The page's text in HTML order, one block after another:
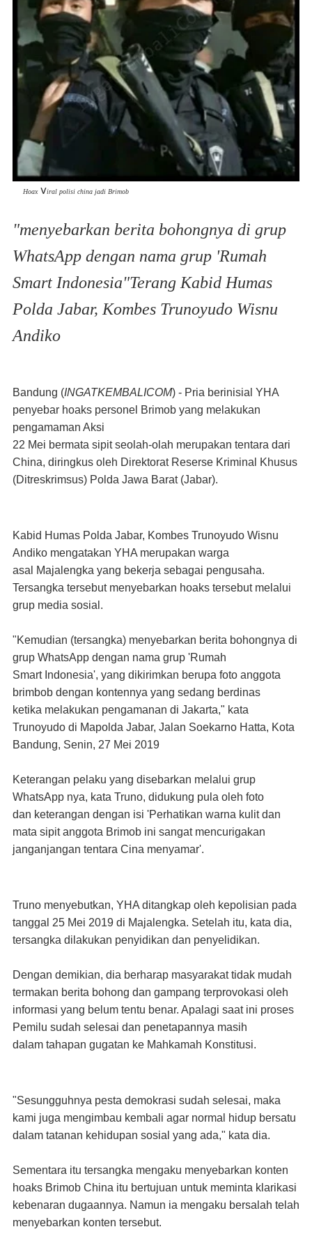
Hoaxviral polisi china jadi Brimob
"menyebarkan berita bohongnya di grup
WhatsApp dengan nama grup 'Rumah
Smart Indonesia"Terang Kabid Humas
Polda Jabar, Kombes Trunoyudo Wisnu
Andiko
Bandung (INGATKEMBALICOM) - Pria berinisial YHA
penyebar hoaks personel Brimob yang melakukan
pengamaman Aksi
22 Mei bermata sipit seolah-olah merupakan tentara dari
China, diringkus oleh Direktorat Reserse Kriminal
Khusus
(Ditreskrimsus) Polda Jawa Barat (Jabar).
Kabid Humas Polda Jabar, Kombes Trunoyudo Wisnu
Andiko mengatakan YHA merupakan warga
asal
Majalengka yang bekerja sebagai pengusaha.
Tersangka tersebut menyebarkan hoaks tersebut melalui
grup media sosial.
"Kemudian (tersangka) menyebarkan berita bohongnya di
grup WhatsApp dengan nama grup 'Rumah
Smart Indonesia', yang dikirimkan berupa foto anggota
brimbob dengan kontennya yang sedang berdinas
ketika melakukan pengamanan di Jakarta," kata
Trunoyudo di Mapolda Jabar, Jalan Soekarno Hatta, Kota
Bandung, Senin, 27 Mei 2019
Keterangan pelaku yang disebarkan melalui grup
WhatsApp nya, kata Truno, didukung pula oleh foto
dan keterangan dengan isi 'Perhatikan warna kulit dan
mata sipit anggota Brimob ini sangat mencurigakan
janganjangan tentara Cina menyamar'.
Truno menyebutkan, YHA ditangkap oleh kepolisian pada
tanggal 25 Mei 2019 di Majalengka. Setelah itu, kata dia,
tersangka dilakukan penyidikan dan penyelidikan.
Dengan demikian, dia berharap masyarakat tidak mudah
termakan berita bohong dan gampang terprovokasi oleh
informasi yang belum tentu benar. Apalagi saat ini proses
Pemilu sudah selesai dan penetapannya masih
dalam tahapan gugatan ke Mahkamah Konstitusi.
"Sesungguhnya pesta demokrasi sudah selesai, maka
kami juga mengimbau kembali agar normal hidup bersatu
dalam tatanan kehidupan sosial yang ada," kata dia.
Sementara itu tersangka mengaku menyebarkan konten
hoaks Brimob China itu bertujuan untuk meminta klarikasi
kebenaran dugaannya. Namun ia mengaku bersalah telah
menyebarkan konten tersebut.